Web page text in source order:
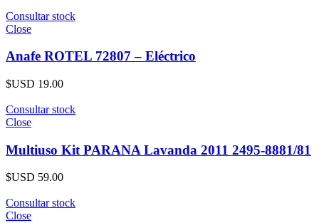
Consultar stock
Close
Anafe ROTEL 72807 – Eléctrico
$USD 19.00
Consultar stock
Close
Multiuso Kit PARANA Lavanda 2011 2495-8881/81
$USD 59.00
Consultar stock
Close